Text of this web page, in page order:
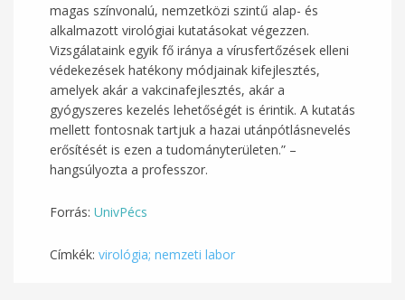
magas színvonalú, nemzetközi szintű alap- és
alkalmazott virológiai kutatásokat végezzen.
Vizsgálataink egyik fő iránya a vírusfertőzések elleni
védekezések hatékony módjainak kifejlesztés,
amelyek akár a vakcinafejlesztés, akár a
gyógyszeres kezelés lehetőségét is érintik. A kutatás
mellett fontosnak tartjuk a hazai utánpótlásnevelés
erősítését is ezen a tudományterületen.” –
hangsúlyozta a professzor.
Forrás: UnivPécs
Címkék: virológia; nemzeti labor